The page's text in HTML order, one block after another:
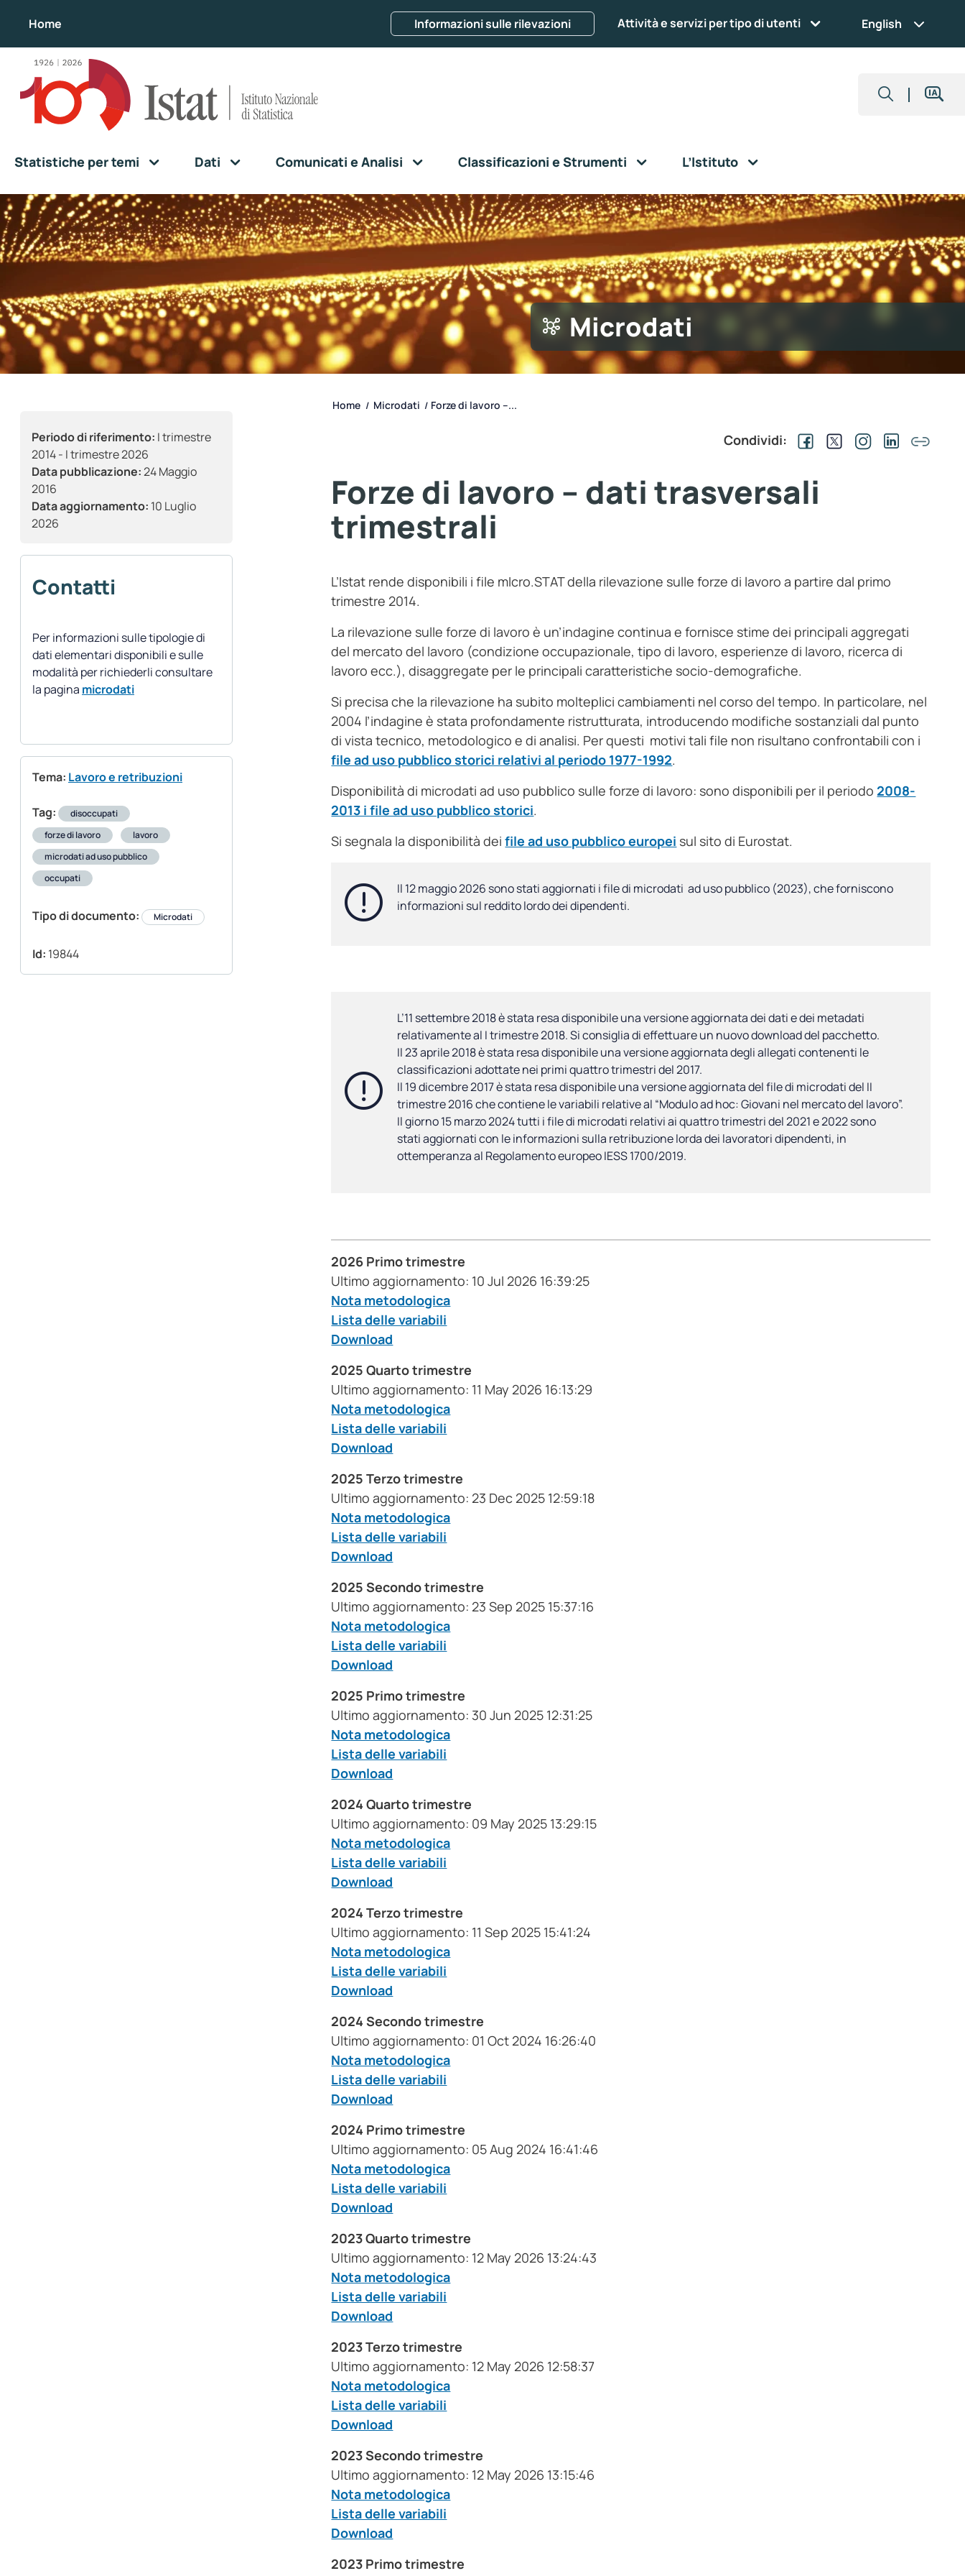
Home Informazioni sulle rilevazioni Attività e servizi per tipo di utenti English
Statistiche per temi Dati Comunicati e Analisi Classificazioni e Strumenti L’Istituto
Microdati
Periodo di riferimento: I trimestre
2014 - I trimestre 2026
Data pubblicazione:24 Maggio
2016
Data aggiornamento: 10 Luglio
2026
Contatti
Per informazioni sulle tipologie di
dati elementari disponibili e sulle
modalità per richiederli consultare
la pagina microdati
Tema: Lavoro e retribuzioni
Tag:
disoccupati
forze di lavoro
lavoro
microdati ad uso pubblico
occupati
Tipo di documento: Microdati
Id: 19844
Home / Microdati / Forze di lavoro –...
Condividi:
Forze di lavoro – dati trasversali
trimestrali
L’Istat rende disponibili i file mIcro.STAT della rilevazione sulle forze di lavoro a partire dal primo
trimestre 2014.
La rilevazione sulle forze di lavoro è un’indagine continua e fornisce stime dei principali aggregati
del mercato del lavoro (condizione occupazionale, tipo di lavoro, esperienze di lavoro, ricerca di
lavoro ecc.), disaggregate per le principali caratteristiche socio-demografiche.
Si precisa che la rilevazione ha subito molteplici cambiamenti nel corso del tempo. In particolare, nel
2004 l’indagine è stata profondamente ristrutturata, introducendo modifiche sostanziali dal punto
di vista tecnico, metodologico e di analisi. Per questi motivi tali file non risultano confrontabili con i
file ad uso pubblico storici relativi al periodo 1977-1992.
Disponibilità di microdati ad uso pubblico sulle forze di lavoro: sono disponibili per il periodo 2008-
2013 i file ad uso pubblico storici.
Si segnala la disponibilità deifile ad uso pubblico europei sul sito di Eurostat.
Il 12 maggio 2026 sono stati aggiornati i file di microdati ad uso pubblico (2023), che forniscono
informazioni sul reddito lordo dei dipendenti.
L’11 settembre 2018 è stata resa disponibile una versione aggiornata dei dati e dei metadati
relativamente al I trimestre 2018. Si consiglia di effettuare un nuovo download del pacchetto.
Il 23 aprile 2018 è stata resa disponibile una versione aggiornata degli allegati contenenti le
classificazioni adottate nei primi quattro trimestri del 2017.
Il 19 dicembre 2017 è stata resa disponibile una versione aggiornata del file di microdati del II
trimestre 2016 che contiene le variabili relative al “Modulo ad hoc: Giovani nel mercato del lavoro”.
Il giorno 15 marzo 2024 tutti i file di microdati relativi ai quattro trimestri del 2021 e 2022 sono
stati aggiornati con le informazioni sulla retribuzione lorda dei lavoratori dipendenti, in
ottemperanza al Regolamento europeo IESS 1700/2019.
2026 Primo trimestre
Ultimo aggiornamento: 10 Jul 2026 16:39:25
Nota metodologica
Lista delle variabili
Download
2025 Quarto trimestre
Ultimo aggiornamento: 11 May 2026 16:13:29
Nota metodologica
Lista delle variabili
Download
2025 Terzo trimestre
Ultimo aggiornamento: 23 Dec 2025 12:59:18
Nota metodologica
Lista delle variabili
Download
2025 Secondo trimestre
Ultimo aggiornamento: 23 Sep 2025 15:37:16
Nota metodologica
Lista delle variabili
Download
2025 Primo trimestre
Ultimo aggiornamento: 30 Jun 2025 12:31:25
Nota metodologica
Lista delle variabili
Download
2024 Quarto trimestre
Ultimo aggiornamento: 09 May 2025 13:29:15
Nota metodologica
Lista delle variabili
Download
2024 Terzo trimestre
Ultimo aggiornamento: 11 Sep 2025 15:41:24
Nota metodologica
Lista delle variabili
Download
2024 Secondo trimestre
Ultimo aggiornamento: 01 Oct 2024 16:26:40
Nota metodologica
Lista delle variabili
Download
2024 Primo trimestre
Ultimo aggiornamento: 05 Aug 2024 16:41:46
Nota metodologica
Lista delle variabili
Download
2023 Quarto trimestre
Ultimo aggiornamento: 12 May 2026 13:24:43
Nota metodologica
Lista delle variabili
Download
2023 Terzo trimestre
Ultimo aggiornamento: 12 May 2026 12:58:37
Nota metodologica
Lista delle variabili
Download
2023 Secondo trimestre
Ultimo aggiornamento: 12 May 2026 13:15:46
Nota metodologica
Lista delle variabili
Download
2023 Primo trimestre